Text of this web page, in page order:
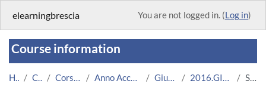
elearningbrescia You are not logged in. (Log in)
Course information
Home Courses Corsi Istituzionali Anno Accademico 2016/2017 Giurisprudenza 2016.GIURI.700344-7381 Summary